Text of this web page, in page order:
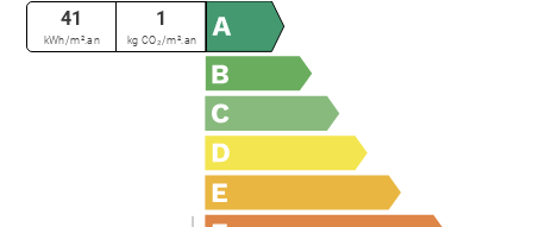
41
kWh/m².an
1
kg CO₂/m².an